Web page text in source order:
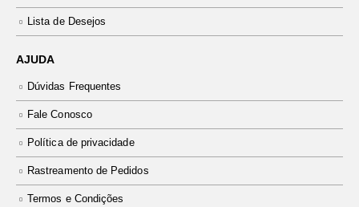
Lista de Desejos
AJUDA
Dúvidas Frequentes
Fale Conosco
Política de privacidade
Rastreamento de Pedidos
Termos e Condições